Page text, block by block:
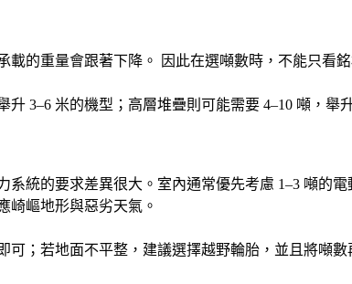
載的重量會跟著下降。 因此在選噸數時，不能只看
升 3–6 米的機型；高層堆疊則可能需要 4–10 噸，
系統的要求差異很大。室內通常優先考慮 1–3 噸的
崎嶇地形與惡劣天氣。
可；若地面不平整，建議選擇越野輪胎，並且將噸